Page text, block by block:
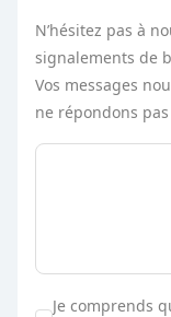
N’hésitez pas à
signalements de
Vos messages
ne répondons
Je comprends